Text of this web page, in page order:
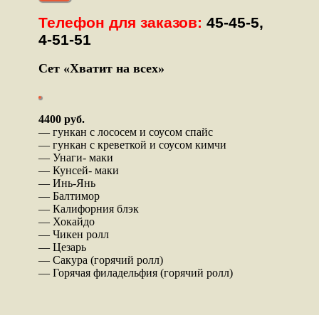
Телефон для заказов: 45-45-5,
4-51-51
Сет «Хватит на всех»
4400 руб.
— гункан с лососем и соусом спайс
— гункан с креветкой и соусом кимчи
— Унаги- маки
— Кунсей- маки
— Инь-Янь
— Балтимор
— Калифорния блэк
— Хокайдо
— Чикен ролл
— Цезарь
— Сакура (горячий ролл)
— Горячая филадельфия (горячий ролл)